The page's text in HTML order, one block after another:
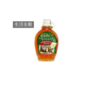
生活全般